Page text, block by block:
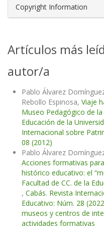
Copyright Information
Artículos más
autor/a
Pablo Álvarez
Rebollo Espinosa, Viaje
Museo Pedagógico de
Educación de la
Internacional sobre
08 (2012)
Pablo Álvarez
Acciones formativas
histórico educativo: el
Facultad de CC. de la
, Cabás. Revista
Educativo: Núm. 28
museos y centros de
actividades formativas